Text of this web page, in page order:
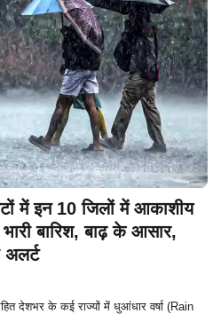
में इन 10 जिलों में आकाशीय
बारिश, बाढ़ के आसार,
अलर्ट
देशभर के कई राज्यों में धुआंधार वर्षा (Rain